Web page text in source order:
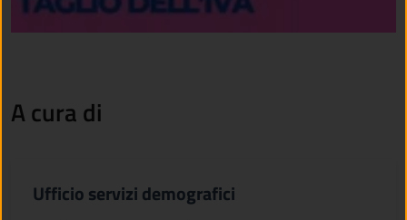
A cura di
Ufficio servizi demografici